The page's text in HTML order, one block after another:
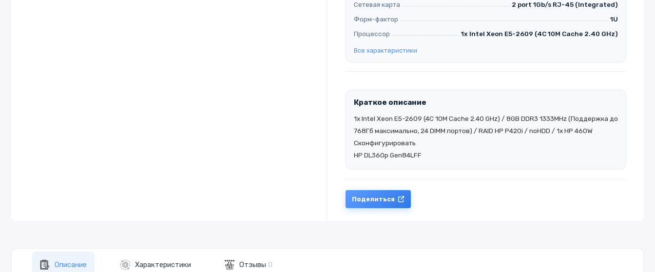
Сетевая карта
2 port 1Gb/s RJ-45 (Integrated)
Форм-фактор
1U
Процессор
1x Intel Xeon E5-2609 (4C 10M Cache 2.40 GHz)
Все характеристики
Краткое описание
1x Intel Xeon E5-2609 (4C 10M Cache 2.40 GHz) / 8GB DDR3 1333MHz (Поддержка до
768Гб максимально, 24 DIMM портов) / RAID HP P420i / noHDD / 1x HP 460W
Сконфигурировать
HP DL360p Gen84LFF
Поделиться
Описание Характеристики Отзывы 0